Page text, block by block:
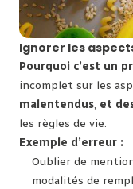
Ignorer les
Pourquoi c’est un
incomplet sur les
malentendus, et
les règles de vie.
Exemple d’erreur :
Oublier de
modalités de